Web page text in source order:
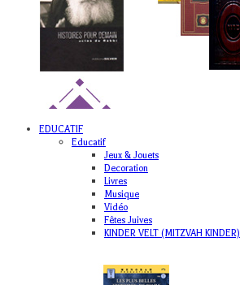
EDUCATIF
Educatif
Jeux & Jouets
Decoration
Livres
Musique
Vidéo
Fêtes Juives
KINDER VELT (MITZVAH KINDER)